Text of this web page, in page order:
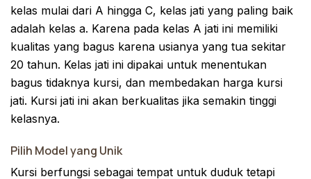
kelas mulai dari A hingga C, kelas jati yang paling baik
adalah kelas a. Karena pada kelas A jati ini memiliki
kualitas yang bagus karena usianya yang tua sekitar
20 tahun. Kelas jati ini dipakai untuk menentukan
bagus tidaknya kursi, dan membedakan harga kursi
jati. Kursi jati ini akan berkualitas jika semakin tinggi
kelasnya.
Pilih Model yang Unik
Kursi berfungsi sebagai tempat untuk duduk tetapi